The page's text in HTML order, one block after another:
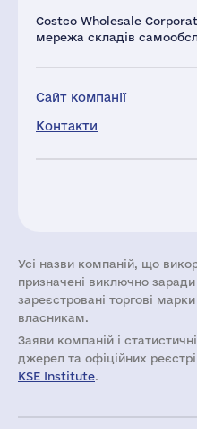
Costco Wholesale
мережа складів
Сайт компанії
Контакти
Усі назви компаній, що
призначені виключно заради
зареєстровані торгові
власникам.
Заяви компаній i статистичні
джерел та офіційних
KSE Institute.